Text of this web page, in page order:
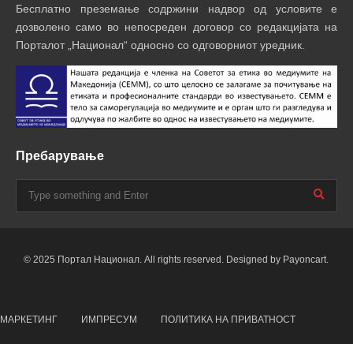
Бесплатно преземање содржини надвор од условите е
дозволено само во непосреден договор со редакцијата на
Порталот „Национал“ односно со одговорниот уредник.
Пребарување
© 2025 Портал Национал. All rights reserved. Designed by Payoncart.
МАРКЕТИНГ ИМПРЕСУМ ПОЛИТИКА НА ПРИВАТНОСТ